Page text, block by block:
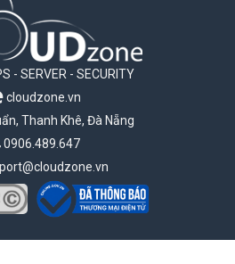
- SERVER - SECURITY
cloudzone.vn
Thanh Khê, Đà Nẵng
0906.489.647